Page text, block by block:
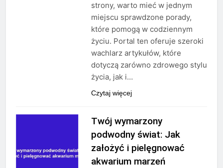
strony, warto mieć w jednym
miejscu sprawdzone porady,
które pomogą w codziennym
życiu. Portal ten oferuje szeroki
wachlarz artykułów, które
dotyczą zarówno zdrowego stylu
życia, jak i…
Czytaj więcej
Twój wymarzony
podwodny świat: Jak
założyć i pielęgnować
akwarium marzeń